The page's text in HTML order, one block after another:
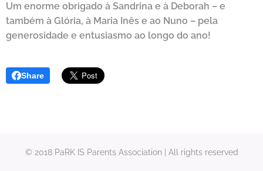
Um enorme obrigado à Sandrina e à Deborah – e
também à Glória, à Maria Inês e ao Nuno – pela
generosidade e entusiasmo ao longo do ano!
Share
© 2018 PaRK IS Parents Association | All rights reserved